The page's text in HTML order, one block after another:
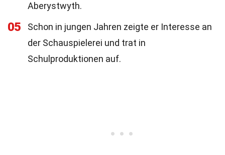
Aberystwyth.
05
Schon in jungen Jahren zeigte er Interesse an
der Schauspielerei und trat in
Schulproduktionen auf.